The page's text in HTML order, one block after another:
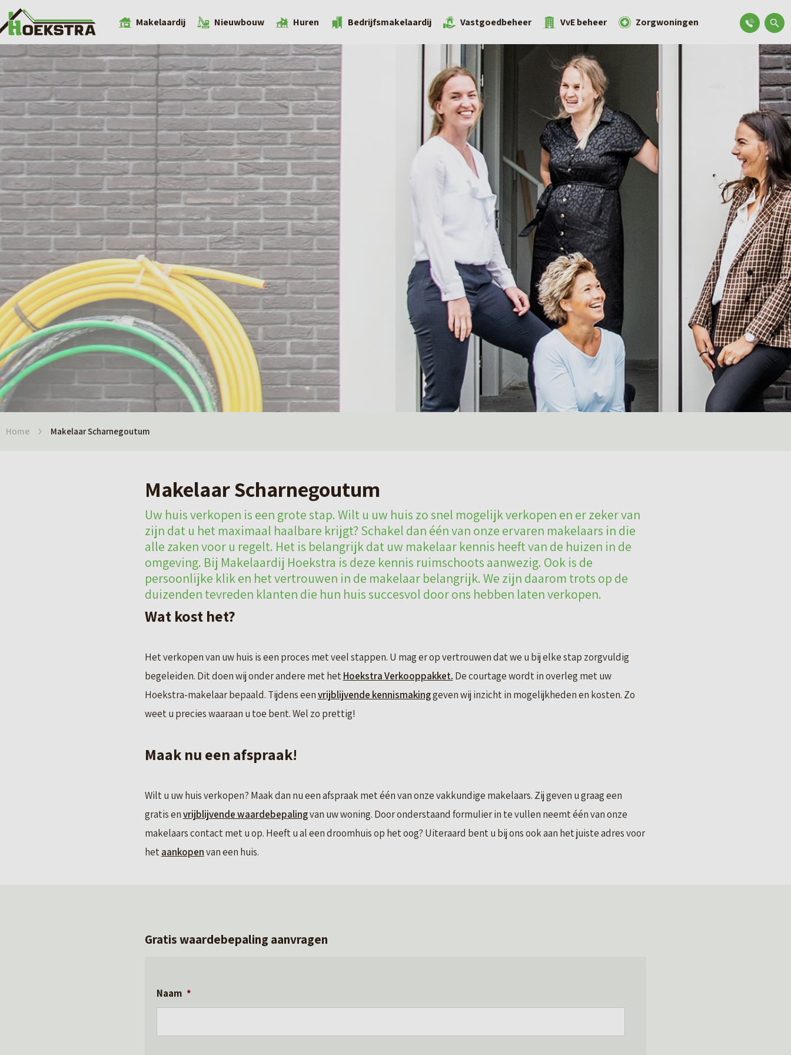
Makelaardij Nieuwbouw Huren Bedrijfsmakelaardij Vastgoedbeheer VvE beheer Zorgwoningen
Home Makelaar Scharnegoutum
Makelaar Scharnegoutum
Uw huis verkopen is een grote stap. Wilt u uw huis zo snel mogelijk verkopen en er zeker van
zijn dat u het maximaal haalbare krijgt? Schakel dan één van onze ervaren makelaars in die
alle zaken voor u regelt. Het is belangrijk dat uw makelaar kennis heeft van de huizen in de
omgeving. Bij Makelaardij Hoekstra is deze kennis ruimschoots aanwezig. Ook is de
persoonlijke klik en het vertrouwen in de makelaar belangrijk. We zijn daarom trots op de
duizenden tevreden klanten die hun huis succesvol door ons hebben laten verkopen.
Wat kost het?
Het verkopen van uw huis is een proces met veel stappen. U mag er op vertrouwen dat we u bij elke stap zorgvuldig
begeleiden. Dit doen wij onder andere met hetHoekstra Verkooppakket. De courtage wordt in overleg met uw
Hoekstra-makelaar bepaald. Tijdens eenvrijblijvende kennismakinggeven wij inzicht in mogelijkheden en kosten. Zo
weet u precies waaraan u toe bent. Wel zo prettig!
Maak nu een afspraak!
Wilt u uw huis verkopen? Maak dan nu een afspraak met één van onze vakkundige makelaars. Zij geven u graag een
gratis envrijblijvende waardebepalingvan uw woning. Door onderstaand formulier in te vullen neemt één van onze
makelaars contact met u op. Heeft u al een droomhuis op het oog? Uiteraard bent u bij ons ook aan het juiste adres voor
hetaankopenvan een huis.
Gratis waardebepaling aanvragen
Naam *